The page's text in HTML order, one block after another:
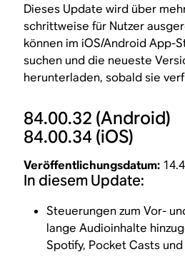
Dieses Update wird über
schrittweise für Nutzer
können im iOS/Android App-
suchen und die neueste
herunterladen, sobald sie
84.00.32 (Android)
84.00.34(iOS)
Veröffentlichungsdatum:
In diesem Update:
Steuerungen zum Vor-
lange Audioinhalte
Spotify, Pocket Casts und